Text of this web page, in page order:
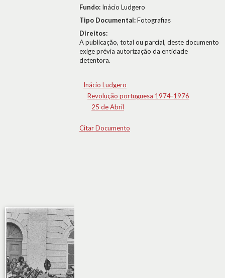
Fundo: Inácio Ludgero
Tipo Documental:Fotografias
Direitos:
A publicação, total ou parcial, deste documento
exige prévia autorização da entidade
detentora.
Inácio Ludgero
Revolução portuguesa 1974-1976
25 de Abril
Citar Documento